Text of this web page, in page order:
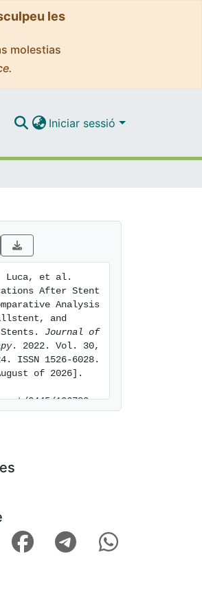
les
molestias
Iniciar sessió
Luca, et al.
After Stent
Analysis
and
Stents. Journal of
. 2022. Vol. 30,
ISSN 1526-6028.
of 2026].
2445/196780